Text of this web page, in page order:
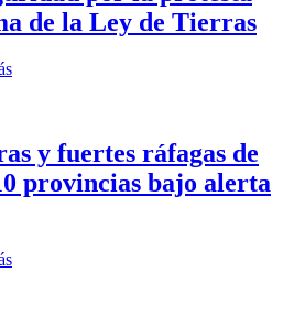
de la Ley de Tierras
y fuertes ráfagas de
provincias bajo alerta